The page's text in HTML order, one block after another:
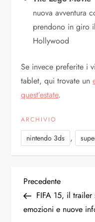
nuova avventura
prendono in giro
Hollywood
Se invece preferite i
tablet, qui trovate un
quest’estate.
ARCHIVIO
nintendo 3ds ,
N
a
Articolo
precedente
Precedente
FIFA 15, il trailer
emozioni e nuove